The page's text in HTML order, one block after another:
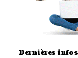
Dernières infos